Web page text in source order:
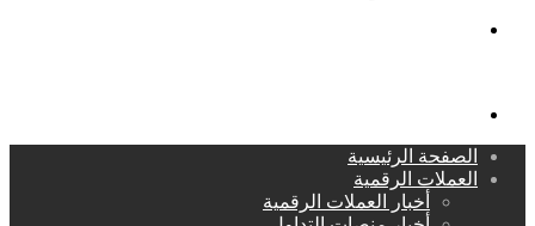
الصفحة الرئيسية
العملات الرقمية
أخبار العملات الرقمية